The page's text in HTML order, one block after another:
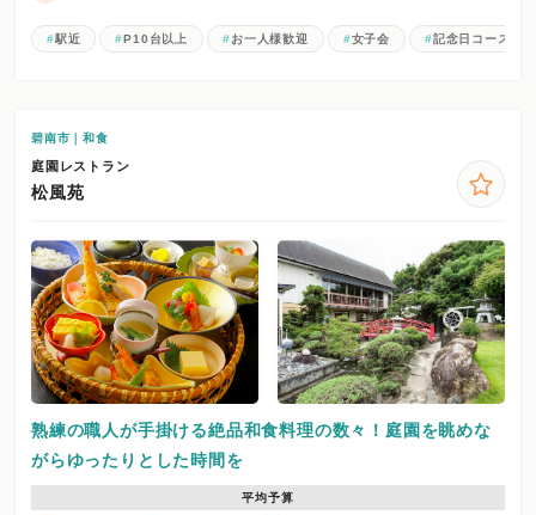
駅近 P10台以上 お一人様歓迎 女子会 記念日コース
碧南市｜和食
庭園レストラン
松風苑
熟練の職人が手掛ける絶品和食料理の数々！庭園を眺めな
がらゆったりとした時間を
平均予算